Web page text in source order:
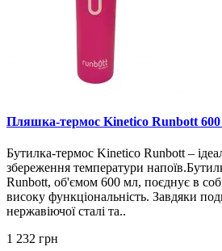
Пляшка-термос Kinetico Runbott 600
Бутилка-термос Kinetico Runbott –
збереження температури
Runbott, об'ємом 600 мл, поєднує в
високу функціональність. Завдяки
нержавіючої сталі та..
1 232 грн